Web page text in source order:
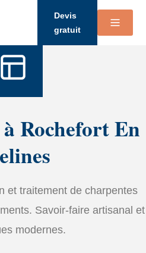
Devis
gratuit
Rochefort En
et traitement de charpentes
Savoir-faire artisanal et
modernes.